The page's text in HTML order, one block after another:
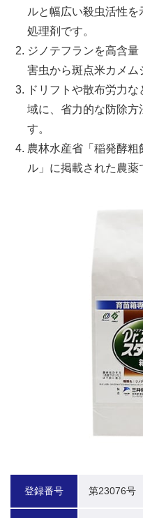
ルと幅広い殺虫活性
処理剤です。
ジノテフランを高含
害虫から斑点米カメム
ドリフトや散布労力
域に、省力的な防除方
す。
農林水産省「稲発酵
ル」に掲載された農薬
登録番号 第23076号